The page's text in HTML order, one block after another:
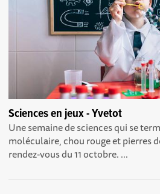
Sciences en jeux - Yvetot
Une semaine de sciences qui se
moléculaire, chou rouge et pierres
rendez-vous du 11 octobre. ...